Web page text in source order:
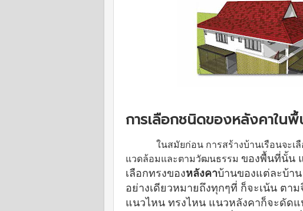
การเลือกชนิดของหลังคาในพื้
ในสมัยก่อน การสร้างบ้านเรือนจะเ
แวดล้อมและตามวัฒนธรรม ของพื้นที่นั้น
เลือกทรงของหลังคาบ้านของแต่ละบ้า
อย่างเดียวหมายถึงทุกๆที่ ก็จะเน้น ตา
แนวไหน ทรงไหน แนวหลังคาก็จะดัดแ